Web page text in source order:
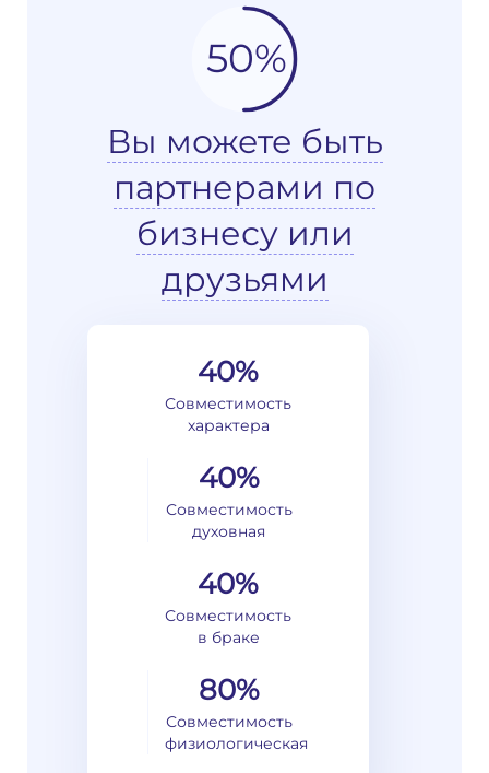
50%
Вы можете быть
партнерами по
бизнесу или
друзьями
40%
Совместимость
характера
40%
Совместимость
духовная
40%
Совместимость
в браке
80%
Совместимость
физиологическая